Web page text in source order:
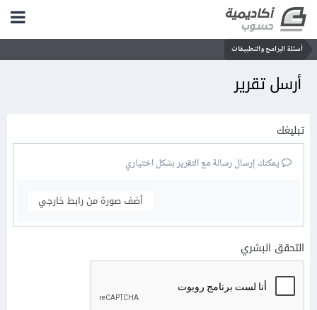
أسئلة البرامج والتطبيقات
أرسل تقرير
تبليغك
يمكنك إرسال رسالة مع التقرير بشكل اختياري
أضف صورة من رابط خارجي
التحقق البشري